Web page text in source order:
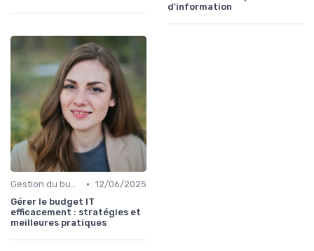
d'information
Gestion du budget IT • 12/06/2025
Gérer le budget IT
efficacement : stratégies et
meilleures pratiques